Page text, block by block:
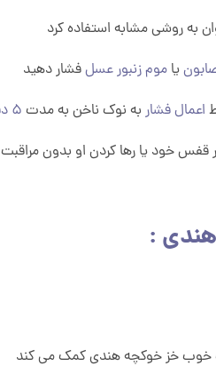
به روشی مشابه استفاده کرد
یا موم زنبور عسلفشار دهید
اعمال فشار به نوک ناخن به مدت 5 دقیقه
قفس خود یا رها کردن او بدون
:
خوب خز خوکچه هندی کمک می کند